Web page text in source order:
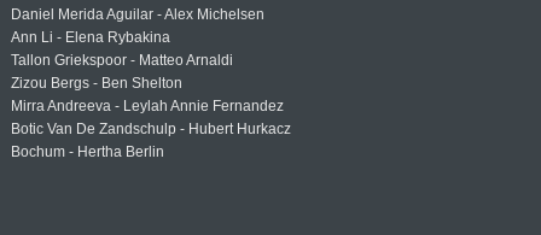
Daniel Merida Aguilar - Alex Michelsen
Ann Li - Elena Rybakina
Tallon Griekspoor - Matteo Arnaldi
Zizou Bergs - Ben Shelton
Mirra Andreeva - Leylah Annie Fernandez
Botic Van De Zandschulp - Hubert Hurkacz
Bochum - Hertha Berlin